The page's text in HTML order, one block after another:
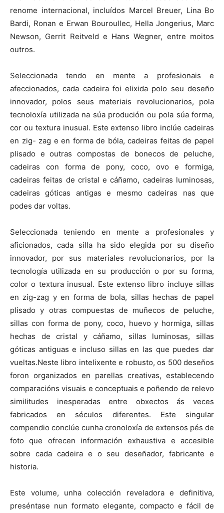
renome internacional, incluídos Marcel Breuer, Lina Bo
Bardi, Ronan e Erwan Bouroullec, Hella Jongerius, Marc
Newson, Gerrit Reitveld e Hans Wegner, entre moitos
outros.
Seleccionada tendo en mente a profesionais e
afeccionados, cada cadeira foi elixida polo seu deseño
innovador, polos seus materiais revolucionarios, pola
tecnoloxía utilizada na súa produción ou pola súa forma,
cor ou textura inusual. Este extenso libro inclúe cadeiras
en zig- zag e en forma de bóla, cadeiras feitas de papel
plisado e outras compostas de bonecos de peluche,
cadeiras con forma de pony, coco, ovo e formiga,
cadeiras feitas de cristal e cáñamo, cadeiras luminosas,
cadeiras góticas antigas e mesmo cadeiras nas que
podes dar voltas.
Seleccionada teniendo en mente a profesionales y
aficionados, cada silla ha sido elegida por su diseño
innovador, por sus materiales revolucionarios, por la
tecnología utilizada en su producción o por su forma,
color o textura inusual. Este extenso libro incluye sillas
en zig-zag y en forma de bola, sillas hechas de papel
plisado y otras compuestas de muñecos de peluche,
sillas con forma de pony, coco, huevo y hormiga, sillas
hechas de cristal y cáñamo, sillas luminosas, sillas
góticas antiguas e incluso sillas en las que puedes dar
vueltas.Neste libro intelixente e robusto, os 500 deseños
foron organizados en parellas creativas, establecendo
comparacións visuais e conceptuais e poñendo de relevo
similitudes inesperadas entre obxectos ás veces
fabricados en séculos diferentes. Este singular
compendio conclúe cunha cronoloxía de extensos pés de
foto que ofrecen información exhaustiva e accesible
sobre cada cadeira e o seu deseñador, fabricante e
historia.
Este volume, unha colección reveladora e definitiva,
preséntase nun formato elegante, compacto e fácil de